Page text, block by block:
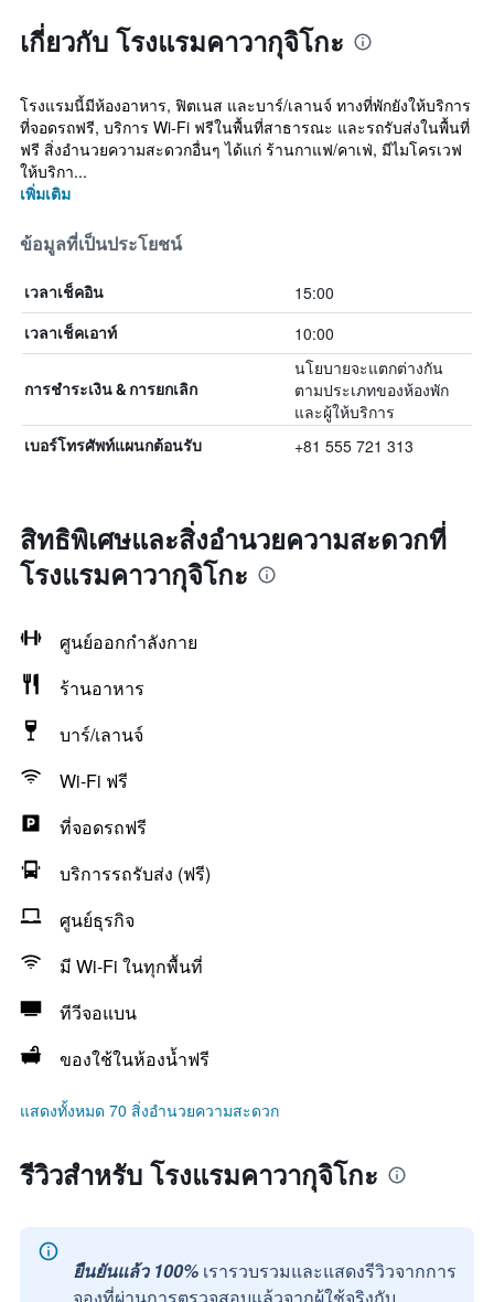
เกี่ยวกับ โรงแรมคาวากุจิโกะ
โรงแรมนี้มีห้องอาหาร, ฟิตเนส และบาร์/เลานจ์ ทางที่พักยังให้บริการ
ที่จอดรถฟรี, บริการ Wi-Fi ฟรีในพื้นที่สาธารณะ และรถรับส่งในพื้นที่
ฟรี สิ่งอำนวยความสะดวกอื่นๆ ได้แก่ ร้านกาแฟ/คาเฟ่, มีไมโครเวฟ
ให้บริกา...
เพิ่มเติม
ข้อมูลที่เป็นประโยชน์
เวลาเช็คอิน 15:00
เวลาเช็คเอาท์ 10:00
การชำระเงิน & การยกเลิก
นโยบายจะแตกต่างกัน
ตามประเภทของห้องพัก
และผู้ให้บริการ
เบอร์โทรศัพท์แผนกต้อนรับ +81 555 721 313
สิทธิพิเศษและสิ่งอำนวยความสะดวกที่
โรงแรมคาวากุจิโกะ
ศูนย์ออกกำลังกาย
ร้านอาหาร
บาร์/เลานจ์
Wi-Fi ฟรี
ที่จอดรถฟรี
บริการรถรับส่ง (ฟรี)
ศูนย์ธุรกิจ
มี Wi-Fi ในทุกพื้นที่
ทีวีจอแบน
ของใช้ในห้องน้ำฟรี
แสดงทั้งหมด 70 สิ่งอำนวยความสะดวก
รีวิวสำหรับ โรงแรมคาวากุจิโกะ
ยืนยันแล้ว 100% เรารวบรวมและแสดงรีวิวจากการ